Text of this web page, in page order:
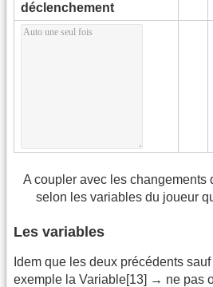
déclenchement
A coupler avec les changements
selon les variables du joueur
Les variables
Idem que les deux précédents
exemple la Variable[13] → ne pas